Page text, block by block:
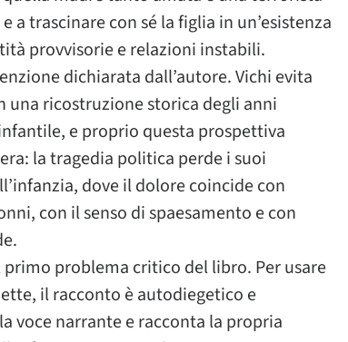
trascinare con sé la figlia in un’esistenza
provvisorie e relazioni instabili.
dichiarata dall’autore. Vichi evita
ricostruzione storica degli anni
e proprio questa prospettiva
la tragedia politica perde i suoi
dove il dolore coincide con
con il senso di spaesamento e con
problema critico del libro. Per usare
il racconto è autodiegetico e
voce narrante e racconta la propria